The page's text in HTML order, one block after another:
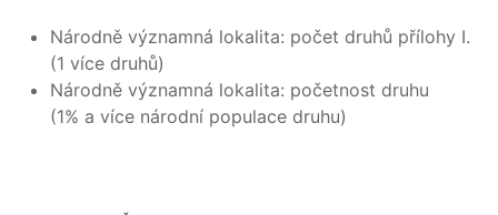
Národně významná lokalita: počet druhů přílohy I.
(1 více druhů)
Národně významná lokalita: početnost druhu
(1% a více národní populace druhu)